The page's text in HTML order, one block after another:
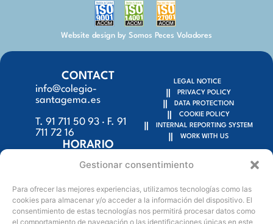
Gestionar consentimiento
Para ofrecer las mejores experiencias, utilizamos tecnologías como las
cookies para almacenar y/o acceder a la información del dispositivo. El
consentimiento de estas tecnologías nos permitirá procesar datos como
el comportamiento de navegación o las identificaciones únicas en este
Website design by Somos Peces Voladores
CONTACT
info@colegio-
santagema.es
T. 91 711 50 93 · F. 91
711 72 16
HORARIO
9:15h – 18:00h
C/ Escalona, 59 y
Tembleque, 50 bis
LEGAL NOTICE
PRIVACY POLICY
DATA PROTECTION
COOKIE POLICY
INTERNAL REPORTING SYSTEM
WORK WITH US